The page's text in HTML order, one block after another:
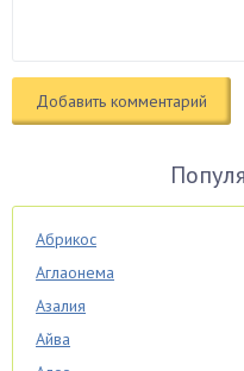
Абрикос
Аглаонема
Азалия
Айва